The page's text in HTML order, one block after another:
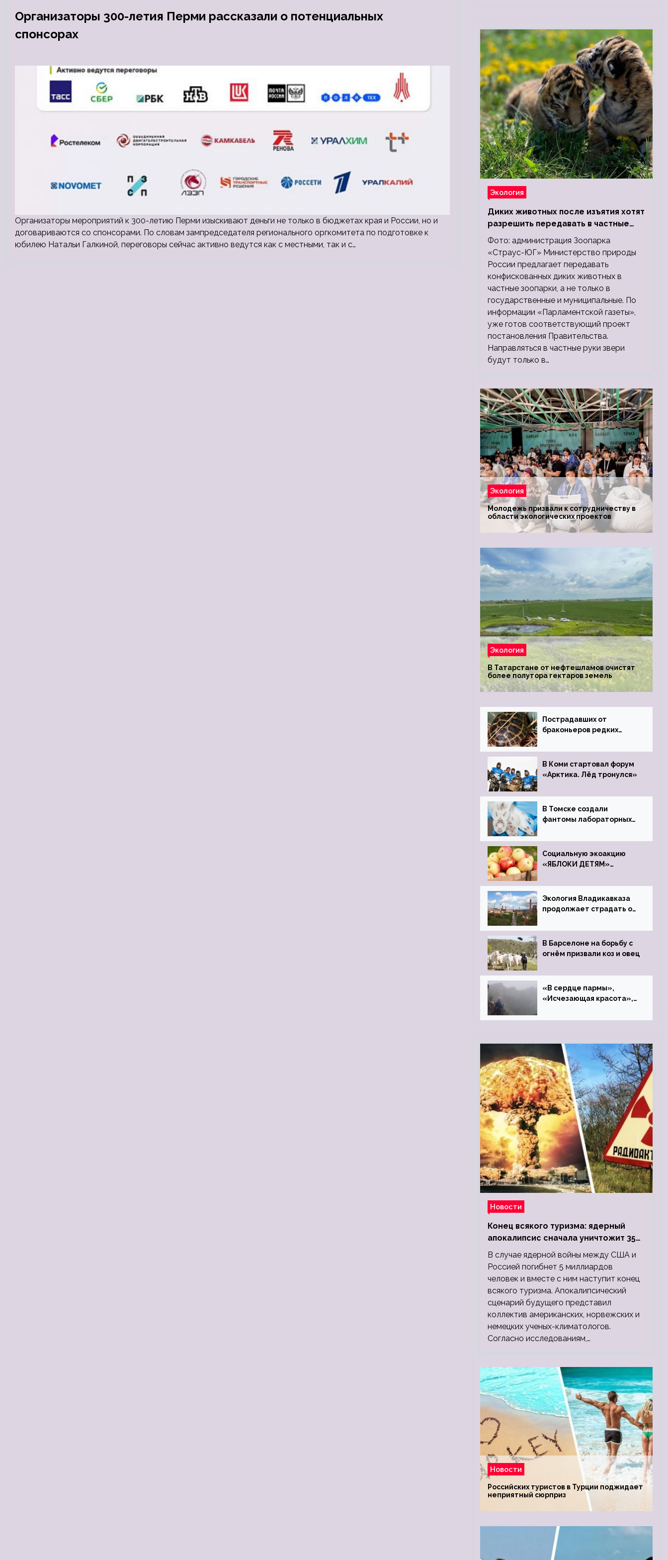
Организаторы 300-летия Перми рассказали о потенциальных
спонсорах
Организаторы мероприятий к 300-летию Перми изыскивают деньги не только в бюджетах края и России, но и
договариваются со спонсорами. По словам зампредседателя регионального оргкомитета по подготовке к
юбилею Натальи Галкиной, переговоры сейчас активно ведутся как с местными, так и с…
Экология
Диких животных после изъятия хотят
разрешить передавать в частные
зоопарки
Фото: администрация Зоопарка
«Страус-ЮГ» Министерство природы
России предлагает передавать
конфискованных диких животных в
частные зоопарки, а не только в
государственные и муниципальные. По
информации «Парламентской газеты»,
уже готов соответствующий проект
постановления Правительства.
Направляться в частные руки звери
будут только в…
Экология
Молодежь призвали к сотрудничеству в
области экологических проектов
Экология
В Татарстане от нефтешламов очистят
более полутора гектаров земель
Пострадавших от
браконьеров редких
Ростовский зоопарк
В Коми стартовал форум
«Арктика. Лёд тронулся»
В Томске создали
фантомы лабораторных
Социальную экоакцию
«ЯБЛОКИ ДЕТЯМ»
Экология Владикавказа
продолжает страдать от
завода
В Барселоне на борьбу с
огнём призвали коз и овец
«В сердце пармы»,
«Исчезающая красота»,
Новости
Конец всякого туризма: ядерный
апокалипсис сначала уничтожит 350
миллионов, а потом 5 миллиардов
людей
В случае ядерной войны между США и
Россией погибнет 5 миллиардов
человек и вместе с ним наступит конец
всякого туризма. Апокалипсический
сценарий будущего представил
коллектив американских, норвежских и
немецких ученых-климатологов.
Согласно исследованиям,…
Новости
Российских туристов в Турции поджидает
неприятный сюрприз